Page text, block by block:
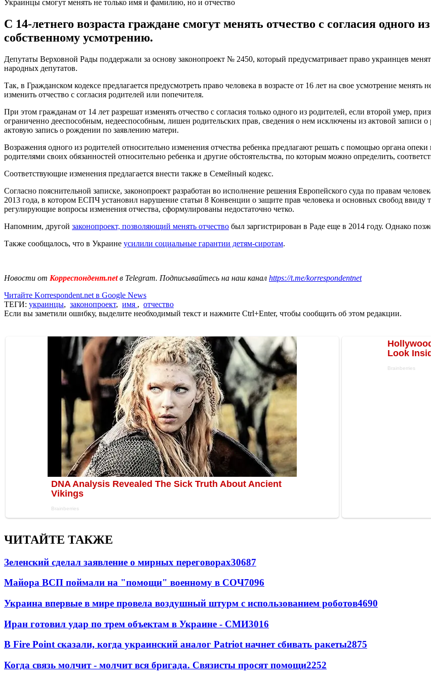
Украинцы смогут менять не только имя и фамилию, но и отчество
С 14-летнего возраста граждане смогут менять отчество с согласия одного
собственному усмотрению.
Депутаты Верховной Рады поддержали за основу законопроект № 2450, который предусматривает право украинцев
народных депутатов.
Так, в Гражданском кодексе предлагается предусмотреть право человека в возрасте от 16 лет на свое усмотрение
изменить отчество с согласия родителей или попечителя.
При этом гражданам от 14 лет разрешат изменять отчество с согласия только одного из родителей, если второй умер,
ограниченно дееспособным, недееспособным, лишен родительских прав, сведения о нем исключены из актовой записи
актовую запись о рождении по заявлению матери.
Возражения одного из родителей относительно изменения отчества ребенка предлагают решать с помощью органа
родителями своих обязанностей относительно ребенка и другие обстоятельства, по которым можно определить,
Соответствующие изменения предлагается внести также в Семейный кодекс.
Согласно пояснительной записке, законопроект разработан во исполнение решения Европейского суда по правам
2013 года, в котором ЕСПЧ установил нарушение статьи 8 Конвенции о защите прав человека и основных свобод ввиду
регулирующие вопросы изменения отчества, сформулированы недостаточно четко.
Напомним, другой законопроект, позволяющий менять отчество был заргистрирован в Раде еще в 2014 году. Однако
Также сообщалось, что в Украине усилили социальные гарантии детям-сиротам.
Новости от Корреспондент.netв Telegram. Подписывайтесь на наш канал https://t.me/korrespondentnet
Читайте Korrespondent.net в Google News
ТЕГИ: украинцы, законопроект, имя , отчество
Если вы заметили ошибку, выделите необходимый текст и нажмите Ctrl+Enter, чтобы сообщить об этом редакции.
ЧИТАЙТЕ ТАКЖЕ
Зеленский сделал заявление о мирных переговорах30687
Майора ВСП поймали на "помощи" военному в СОЧ7096
Украина впервые в мире провела воздушный штурм с использованием роботов4690
Иран готовил удар по трем объектам в Украине - СМИ3016
В Fire Point сказали, когда украинский аналог Patriot начнет сбивать ракеты2875
Когда связь молчит - молчит вся бригада. Связисты просят помощи2252